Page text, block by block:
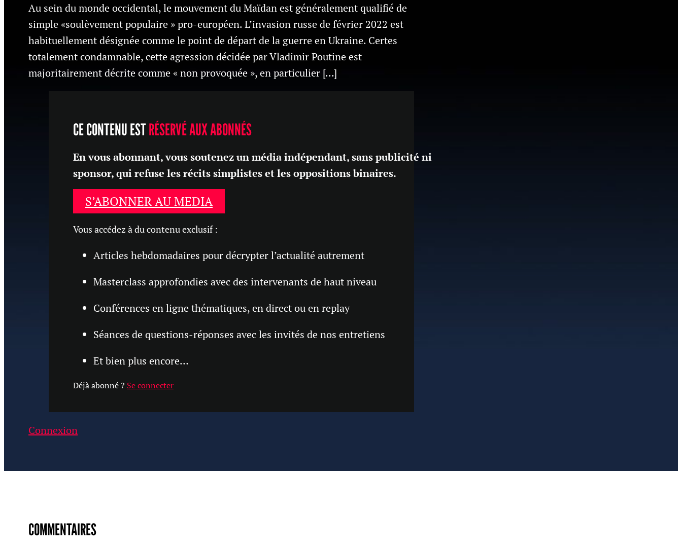
Au sein du monde occidental, le mouvement du Maïdan est généralement qualifié de
simple «soulèvement populaire » pro-européen. L’invasion russe de février 2022 est
habituellement désignée comme le point de départ de la guerre en Ukraine. Certes
totalement condamnable, cette agression décidée par Vladimir Poutine est
majoritairement décrite comme « non provoquée », en particulier […]
CE CONTENU ESTRÉSERVÉ AUX ABONNÉS
En vous abonnant, vous soutenez un média indépendant, sans publicité ni
sponsor, qui refuse les récits simplistes et les oppositions binaires.
S’ABONNER AU MEDIA
Vous accédez à du contenu exclusif :
Articles hebdomadaires pour décrypter l’actualité autrement
Masterclass approfondies avec des intervenants de haut niveau
Conférences en ligne thématiques, en direct ou en replay
Séances de questions-réponses avec les invités de nos entretiens
Et bien plus encore…
Déjà abonné ? Se connecter
Connexion
COMMENTAIRES